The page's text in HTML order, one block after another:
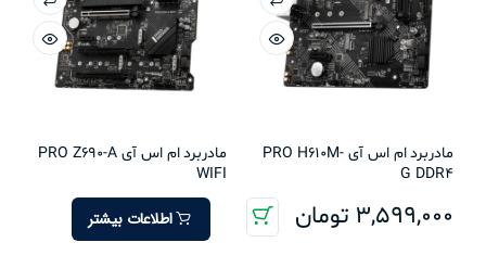
مادربرد ام اس آی PRO H610M-
G DDR4
3,599,000 تومان
مادربرد ام اس آی PRO Z690-A
WIFI
اطلاعات بیشتر